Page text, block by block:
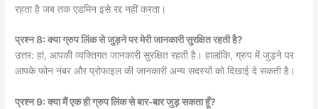
रहता है जब तक एडमिन इसे रद्द नहीं करता।
प्रश्न 8: क्या ग्रुप लिंक से जुड़ने पर मेरी जानकारी सुरक्षित रहती है?
उत्तर: हां, आपकी व्यक्तिगत जानकारी सुरक्षित रहती है। हालांकि, ग्रुप में जुड़ने पर
आपके फोन नंबर और प्रोफाइल की जानकारी अन्य सदस्यों को दिखाई दे सकती है।
प्रश्न 9: क्या मैं एक ही ग्रुप लिंक से बार-बार जुड़ सकता हूँ?